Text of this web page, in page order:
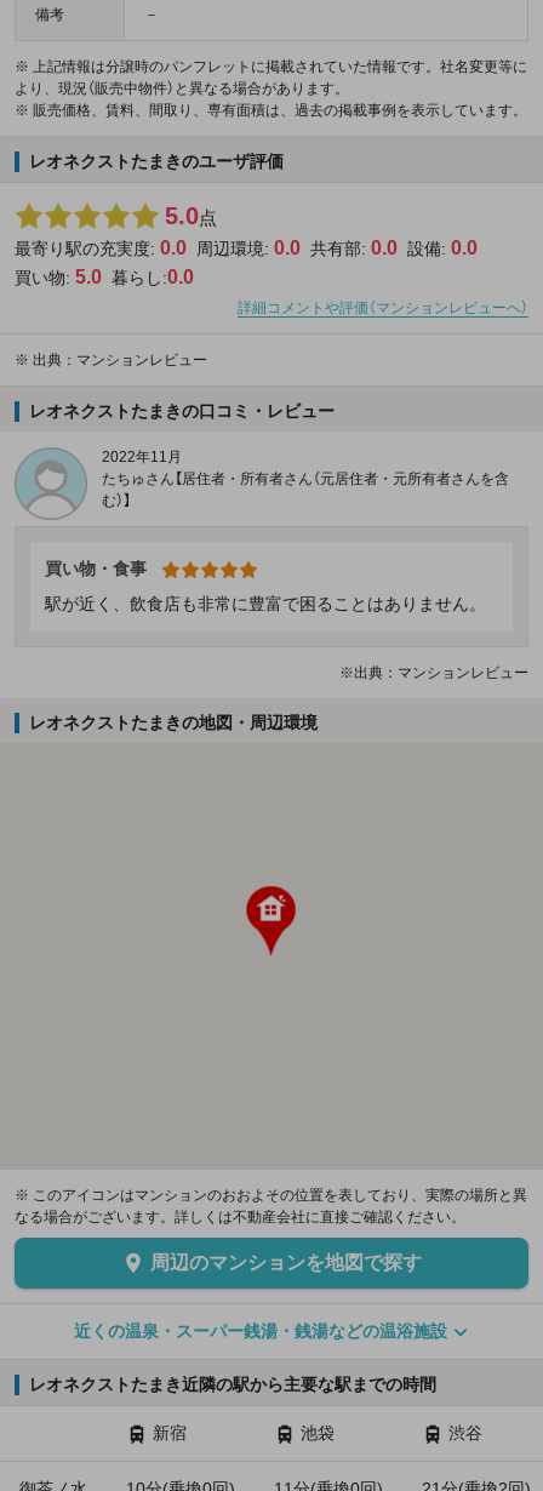
備考 －
※ 上記情報は分譲時のパンフレットに掲載されていた情報です。社名変更等に
より、現況（販売中物件）と異なる場合があります。
※ 販売価格、賃料、間取り、専有面積は、過去の掲載事例を表示しています。
レオネクストたまきのユーザ評価
5.0点
最寄り駅の充実度: 0.0 周辺環境: 0.0 共有部: 0.0 設備: 0.0
買い物: 5.0 暮らし:0.0
詳細コメントや評価（マンションレビューへ）
※ 出典：マンションレビュー
レオネクストたまきの口コミ・レビュー
2022年11月
たちゅさん【居住者・所有者さん（元居住者・元所有者さんを含
む）】
買い物・食事
駅が近く、飲食店も非常に豊富で困ることはありません。
※出典：マンションレビュー
レオネクストたまきの地図・周辺環境
※ このアイコンはマンションのおおよその位置を表しており、実際の場所と異
なる場合がございます。詳しくは不動産会社に直接ご確認ください。
周辺のマンションを地図で探す
近くの温泉・スーパー銭湯・銭湯などの温浴施設
レオネクストたまき近隣の駅から主要な駅までの時間
新宿 池袋 渋谷